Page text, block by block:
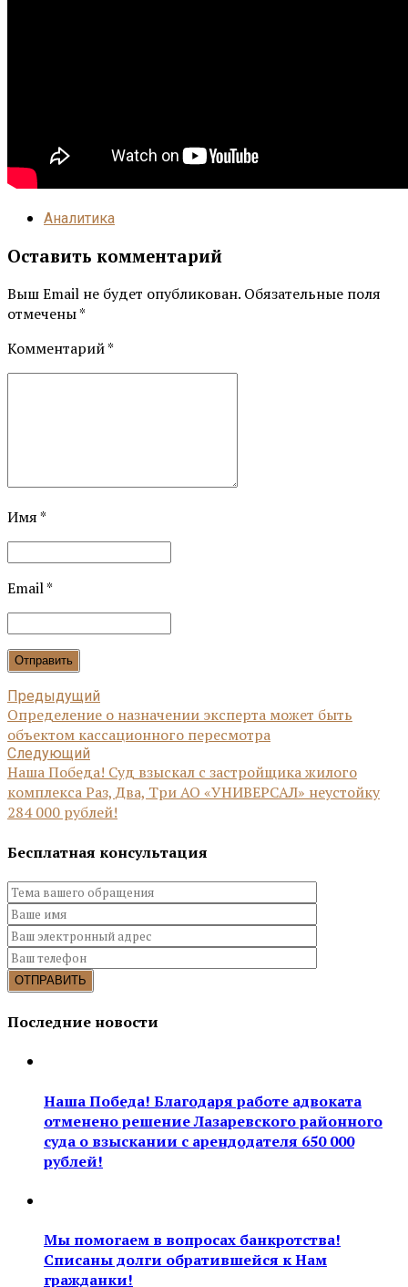
Аналитика
Оставить комментарий
Выш Email не будет опубликован. Обязательные поля
отмечены *
Комментарий*
Имя *
Email *
Отправить
Предыдущий
Определение о назначении эксперта может быть
объектом кассационного пересмотра
Следующий
Наша Победа! Суд взыскал с застройщика жилого
комплекса Раз, Два, Три АО «УНИВЕРСАЛ» неустойку
284 000 рублей!
Бесплатная консультация
Последние новости
Наша Победа! Благодаря работе адвоката
отменено решение Лазаревского районного
суда о взыскании с арендодателя 650 000
рублей!
Мы помогаем в вопросах банкротства!
Списаны долги обратившейся к Нам
гражданки!